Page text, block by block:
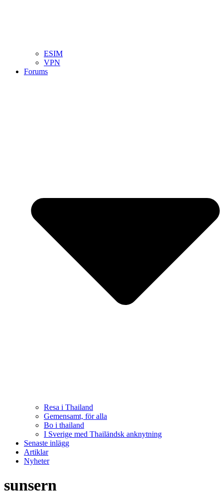
ESIM
VPN
Forums
Resa i Thailand
Gemensamt, för alla
Bo i thailand
I Sverige med Thailändsk anknytning
Senaste inlägg
Artiklar
Nyheter
sunsern